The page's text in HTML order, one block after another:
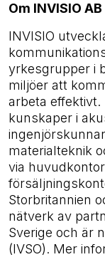
Om INVISIO
INVISIO
yrkesgrupper i
miljöer att
arbeta
kunskaper i
material­teknik
via
Storbritannien
nätverk av
Sverige och är
(IVSO). Mer